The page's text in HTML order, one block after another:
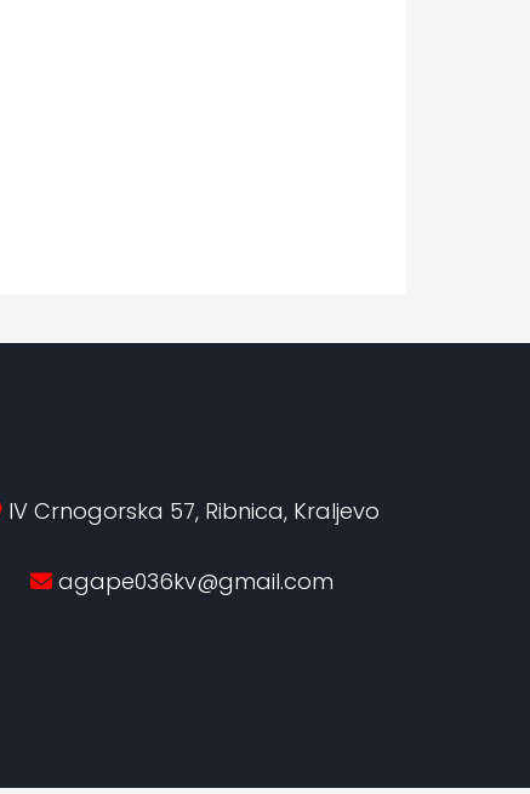
IV Crnogorska 57, Ribnica, Kraljevo
agape036kv@gmail.com